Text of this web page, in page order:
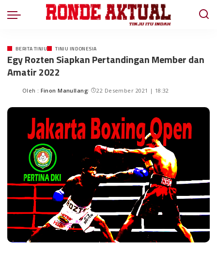
BERITA TINJU TINJU INDONESIA
Egy Rozten Siapkan Pertandingan Member dan
Amatir 2022
Oleh : Finon Manullang 22 Desember 2021 | 18:32